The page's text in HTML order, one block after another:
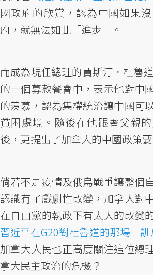
國政府的欣賞，認為中國如果
府，就無法如此「進步」。
而成為現任總理的賈斯汀．杜魯
的一個募款餐會中，表示他對中
的羨慕，認為集權統治讓中國可
貧困處境。隨後在他跟著父親
後，更提出了加拿大的中國政策
倘若不是疫情及俄烏戰爭讓整個
認識有了戲劇性改變，加拿大對
在自由黨的執政下有太大的改變
習近平在G20對杜魯道的那場「
加拿大人民也正高度關注這位總
拿大民主政治的危機？